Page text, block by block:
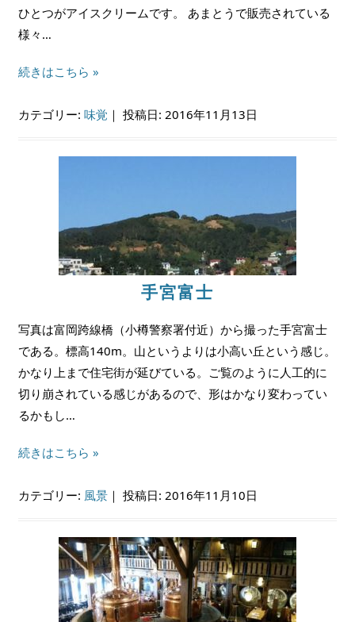
ひとつがアイスクリームです。 あまとうで販売されている
様々…
続きはこちら »
カテゴリー:味覚 ｜投稿日: 2016年11月13日
手宮富士
写真は富岡跨線橋（小樽警察署付近）から撮った手宮富士
である。標高140m。山というよりは小高い丘という感じ。
かなり上まで住宅街が延びている。ご覧のように人工的に
切り崩されている感じがあるので、形はかなり変わってい
るかもし…
続きはこちら »
カテゴリー: 風景 ｜投稿日: 2016年11月10日